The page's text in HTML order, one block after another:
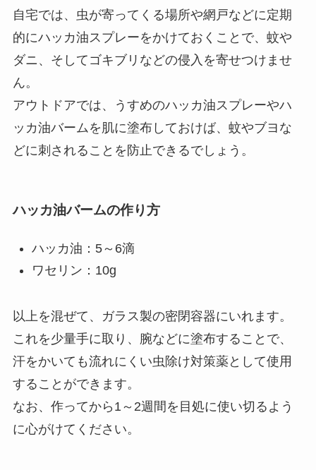
自宅では、虫が寄ってくる場所や網戸などに定期
的にハッカ油スプレーをかけておくことで、蚊や
ダニ、そしてゴキブリなどの侵入を寄せつけませ
ん。
アウトドアでは、うすめのハッカ油スプレーやハ
ッカ油バームを肌に塗布しておけば、蚊やブヨな
どに刺されることを防止できるでしょう。
ハッカ油バームの作り方
ハッカ油：5～6滴
ワセリン：10g
以上を混ぜて、ガラス製の密閉容器にいれます。
これを少量手に取り、腕などに塗布することで、
汗をかいても流れにくい虫除け対策薬として使用
することができます。
なお、作ってから1～2週間を目処に使い切るよう
に心がけてください。